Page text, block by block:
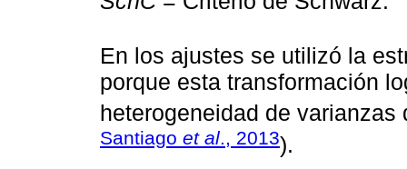
En los ajustes se utilizó la
porque esta transformación
heterogeneidad de varianzas
Santiago et al ., 2013).